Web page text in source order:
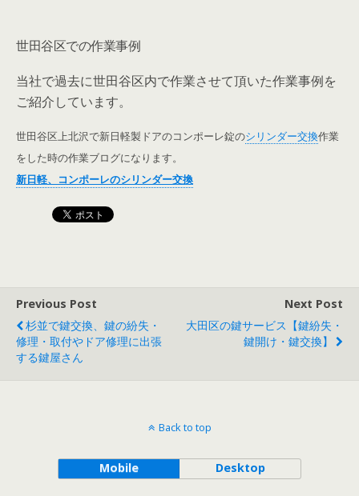
世田谷区での作業事例
当社で過去に世田谷区内で作業させて頂いた作業事例を
ご紹介しています。
世田谷区上北沢で新日軽製ドアのコンポーレ錠のシリンダー交換作業
をした時の作業ブログになります。
新日軽、コンポーレのシリンダー交換
Previous Post
杉並で鍵交換、鍵の紛失・
修理・取付やドア修理に出張
する鍵屋さん
Next Post
大田区の鍵サービス【鍵紛失・
鍵開け・鍵交換】
Back to top
Mobile Desktop